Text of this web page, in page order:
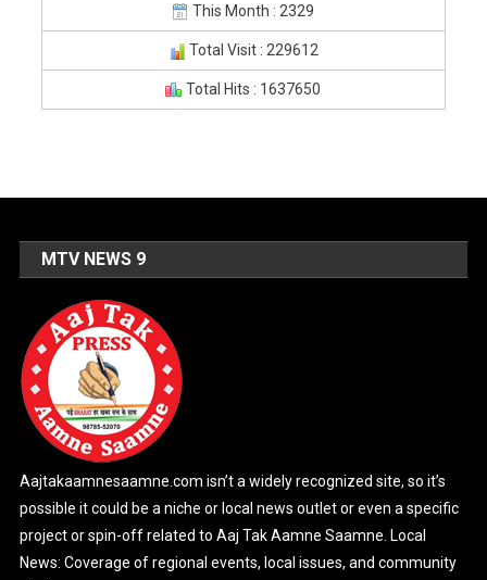
This Month : 2329
Total Visit : 229612
Total Hits : 1637650
MTV NEWS 9
Aajtakaamnesaamne.com isn’t a widely recognized site, so it’s
possible it could be a niche or local news outlet or even a specific
project or spin-off related to Aaj Tak Aamne Saamne. Local
News: Coverage of regional events, local issues, and community